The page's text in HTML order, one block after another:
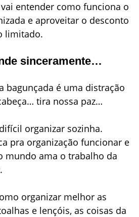
entender como funciona o
e aproveitar o desconto
limitado.
sinceramente…
bagunçada é uma distração
tira nossa paz…
organizar sozinha.
pra organização funcionar e
mundo ama o trabalho da
organizar melhor as
e lençóis, as coisas da